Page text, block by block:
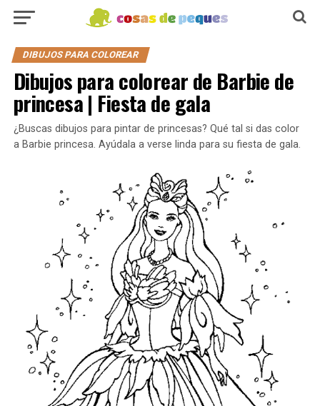
DIBUJOS PARA COLOREAR
Dibujos para colorear de Barbie de
princesa | Fiesta de gala
¿Buscas dibujos para pintar de princesas? Qué tal si das color
a Barbie princesa. Ayúdala a verse linda para su fiesta de gala.